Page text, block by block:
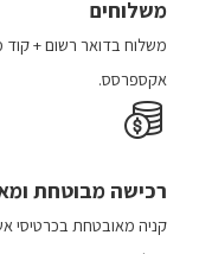
המוצר
משלוחים
משלוח​ ב​דואר רשום +
אקספרסס.
רכישה​ מבוטחת
קניה מאובטחת בכרטיסי